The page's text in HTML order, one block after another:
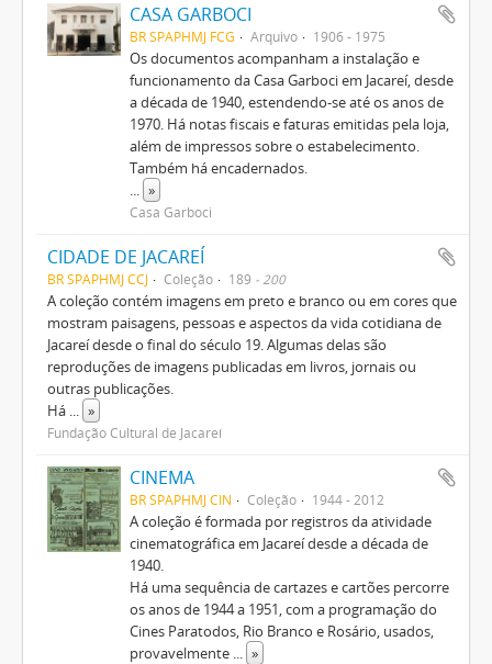
CASA GARBOCI
BR SPAPHMJ FCG Arquivo 1906 - 1975
Os documentos acompanham a instalação e
funcionamento da Casa Garboci em Jacareí, desde
a década de 1940, estendendo-se até os anos de
1970. Há notas fiscais e faturas emitidas pela loja,
além de impressos sobre o estabelecimento.
Também há encadernados.
... »
Casa Garboci
CIDADE DE JACAREÍ
BR SPAPHMJ CCJ Coleção 189 - 200
A coleção contém imagens em preto e branco ou em cores que
mostram paisagens, pessoas e aspectos da vida cotidiana de
Jacareí desde o final do século 19. Algumas delas são
reproduções de imagens publicadas em livros, jornais ou
outras publicações.
Há ... »
Fundação Cultural de Jacareí
CINEMA
BR SPAPHMJ CIN Coleção 1944 - 2012
A coleção é formada por registros da atividade
cinematográfica em Jacareí desde a década de
1940.
Há uma sequência de cartazes e cartões percorre
os anos de 1944 a 1951, com a programação do
Cines Paratodos, Rio Branco e Rosário, usados,
provavelmente ... »